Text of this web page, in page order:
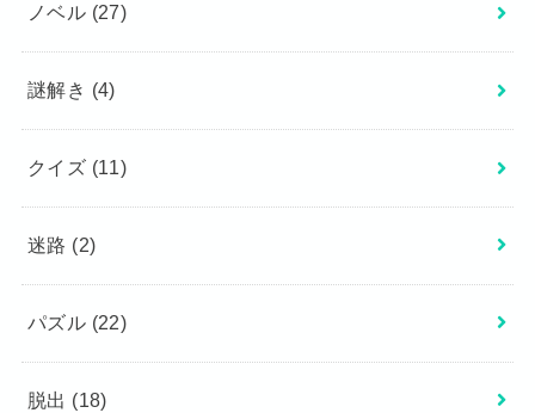
ノベル (27)
謎解き (4)
クイズ (11)
迷路 (2)
パズル (22)
脱出 (18)